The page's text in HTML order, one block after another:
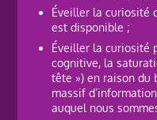
Éveiller la curiosité
est disponible ;
Éveiller la curiosité
cognitive, la
tête ») en raison du
massif
auquel nous